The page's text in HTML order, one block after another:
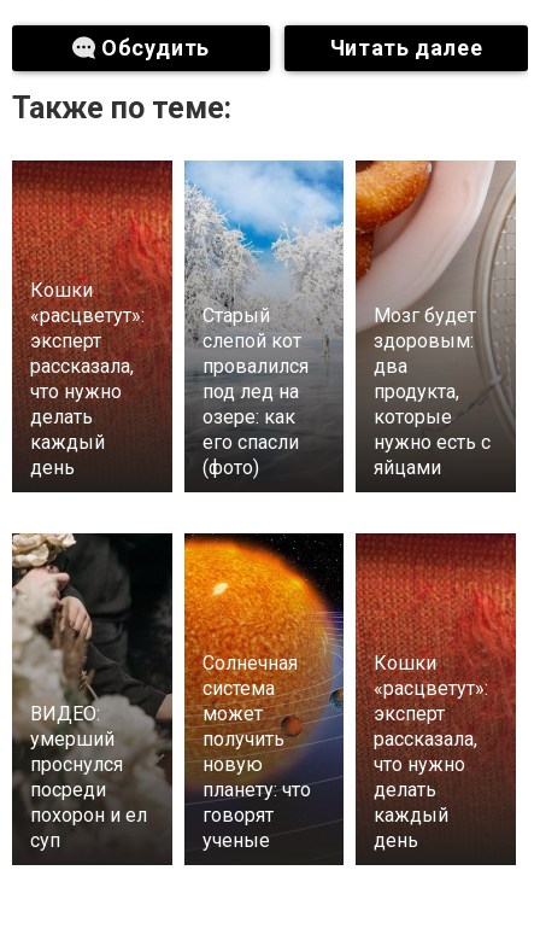
Обсудить Читать далее
Также по теме:
Кошки
«расцветут»:
эксперт
рассказала,
что нужно
делать
каждый
день
Старый
слепой кот
провалился
под лед на
озере: как
его спасли
(фото)
Мозг будет
здоровым:
два
продукта,
которые
нужно есть с
яйцами
ВИДЕО:
умерший
проснулся
посреди
похорон и ел
суп
Солнечная
система
может
получить
новую
планету: что
говорят
ученые
Кошки
«расцветут»:
эксперт
рассказала,
что нужно
делать
каждый
день